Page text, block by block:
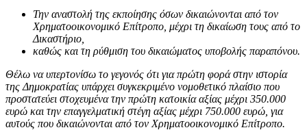
Την αναστολή της εκποίησης όσων δικαιώνονται από τον
Χρηματοοικονομικό Επίτροπο, μέχρι τη δικαίωση τους από το
Δικαστήριο,
καθώς και τη ρύθμιση του δικαιώματος υποβολής παραπόνου.
Θέλω να υπερτονίσω το γεγονός ότι για πρώτη φορά στην ιστορία
της Δημοκρατίας υπάρχει συγκεκριμένο νομοθετικό πλαίσιο που
προστατεύει στοχευμένα την πρώτη κατοικία αξίας μέχρι 350.000
ευρώ και την επαγγελματική στέγη αξίας μέχρι 750.000 ευρώ, για
αυτούς που δικαιώνονται από τον Χρηματοοικονομικό Επίτροπο.